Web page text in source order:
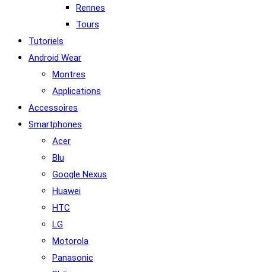
Rennes
Tours
Tutoriels
Android Wear
Montres
Applications
Accessoires
Smartphones
Acer
Blu
Google Nexus
Huawei
HTC
LG
Motorola
Panasonic